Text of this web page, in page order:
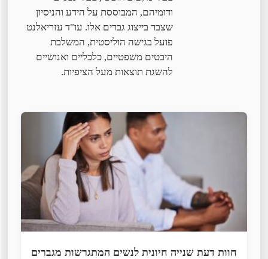
ודומיהם, המבוססת על הידע והניסיון
שצבר בייצוג גברים אלו. עו"ד עזריאלנט
פועל בגישה הוליסטית, המשלבת
היבטים משפטיים, כלכליים ואנושיים
להשגת תוצאות מעל הציפיות.
חוות דעת שנייה חיונית לנשים המתגרשות מגברים